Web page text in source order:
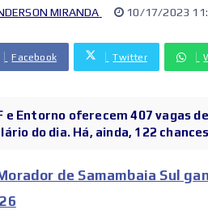
MIRANDA 10/17/2023
Facebook Twitter
e Entorno oferecem 407 vagas
do dia. Há, ainda, 122
de Samambaia Sul